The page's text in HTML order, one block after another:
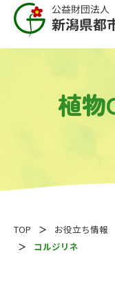
植物
TOP お役立ち情報
コルジリネ